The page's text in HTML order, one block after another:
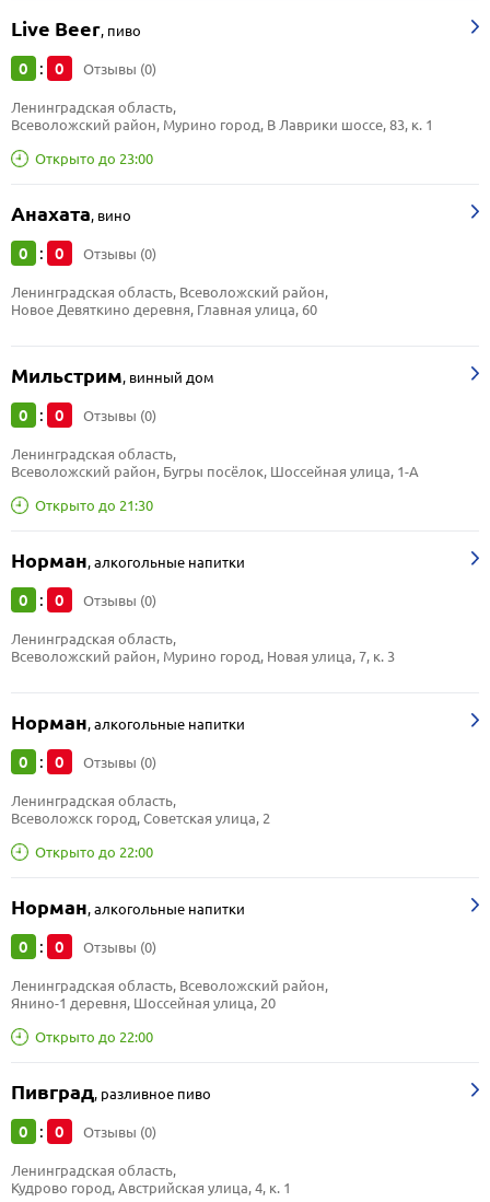
Live Вeer, пиво
0 : 0 Отзывы (0)
Открыто до 23:00
Ленинградская область,
Всеволожский район, Мурино город, В Лаврики шоссе, 83, к. 1
Анахата, вино
0 : 0 Отзывы (0)
Ленинградская область, Всеволожский район,
Новое Девяткино деревня, Главная улица, 60
Мильстрим, винный дом
0 : 0 Отзывы (0)
Открыто до 21:30
Ленинградская область,
Всеволожский район, Бугры посёлок, Шоссейная улица, 1-А
Норман,алкогольные напитки
0 : 0 Отзывы (0)
Ленинградская область,
Всеволожский район, Мурино город, Новая улица, 7, к. 3
Норман,алкогольные напитки
0 : 0 Отзывы (0)
Открыто до 22:00
Ленинградская область,
Всеволожск город, Советская улица, 2
Норман,алкогольные напитки
0 : 0 Отзывы (0)
Открыто до 22:00
Ленинградская область, Всеволожский район,
Янино-1 деревня, Шоссейная улица, 20
Пивград, разливное пиво
0 : 0 Отзывы (0)
Ленинградская область,
Кудрово город, Австрийская улица, 4, к. 1